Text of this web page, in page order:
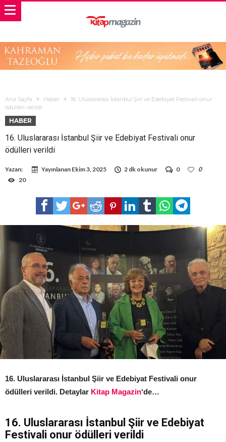
Ana Sayfa Haber
16. Uluslararası İstanbul Şiir ve Edebiyat Festivali onur
ödülleri verildi
HABER
16. Uluslararası İstanbul Şiir ve Edebiyat Festivali onur
ödülleri verildi
Yazan: Yayınlanan Ekim 3, 2025 2 dk okunur 0
0
20
16. Uluslararası İstanbul Şiir ve Edebiyat Festivali onur
ödülleri verildi. Detaylar Kitap Magazin‘de…
16. Uluslararası İstanbul Şiir ve Edebiyat
Festivali onur ödülleri verildi